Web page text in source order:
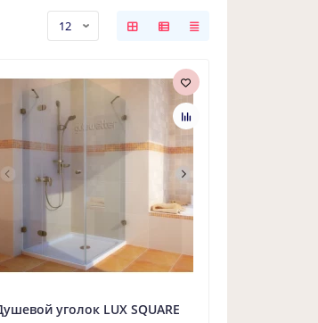
уголок LUX SQUARE